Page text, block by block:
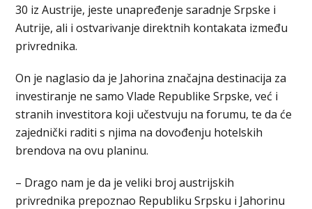
30 iz Austrije, jeste unapređenje saradnje Srpske i
Autrije, ali i ostvarivanje direktnih kontakata između
privrednika.
On je naglasio da je Јahorina značajna destinacija za
investiranje ne samo Vlade Republike Srpske, već i
stranih investitora koji učestvuju na forumu, te da će
zajednički raditi s njima na dovođenju hotelskih
brendova na ovu planinu.
– Drago nam je da je veliki broj austrijskih
privrednika prepoznao Republiku Srpsku i Јahorinu